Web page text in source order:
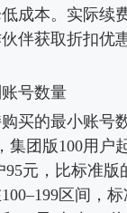
成本。实际续
伴获取折扣优
号数量
买的最小账号
集团版100用户
元，比标准版
区间，